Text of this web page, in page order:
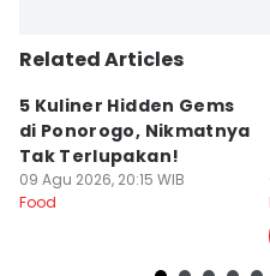
Related Articles
5 Kuliner Hidden Gems
di Ponorogo, Nikmatnya
Tak Terlupakan!
09 Agu 2026, 20:15 WIB
Food